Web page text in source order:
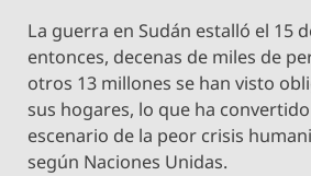
La guerra en Sudán estalló el 15
entonces, decenas de miles de
otros 13 millones se han visto
sus hogares, lo que ha
escenario de la peor crisis
según Naciones Unidas.